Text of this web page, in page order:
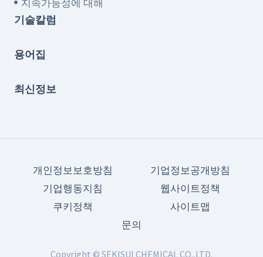
기술칼럼
용어집
최신정보
개인정보보호방침
기업정보공개방침
기업행동지침
웹사이트정책
쿠키정책
사이트맵
문의
Copyright © SEKISUI CHEMICAL CO.,LTD.